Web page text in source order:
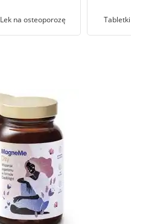
Lek na osteoporozę Tabletki na